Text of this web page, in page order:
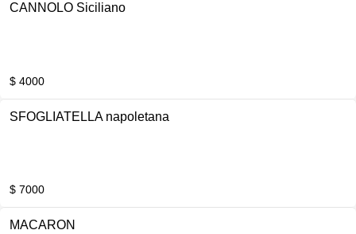
CANNOLO Siciliano
$ 4000
SFOGLIATELLA napoletana
$ 7000
MACARON